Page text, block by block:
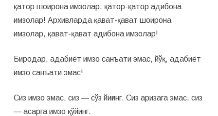
қатор шоирона имзолар, қатор-қатор адибона
имзолар! Архивларда қават-қават шоирона
имзолар, қават-қават адибона имзолар!
Биродар, адабиёт имзо санъати эмас, йўқ, адабиёт
имзо санъати эмас!
Сиз имзо эмас, сиз — сўз йиғинг. Сиз аризага эмас, сиз
— асарга имзо қўйинг.